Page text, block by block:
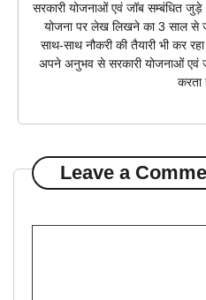
सरकारी योजनाओं एवं जॉब सम्बंधित
योजना पर लेख लिखने का 3 साल से
साथ-साथ नौकरी की तैयारी भी कर
अपने अनुभव से सरकारी योजनाओं एवं
करता
Leave a